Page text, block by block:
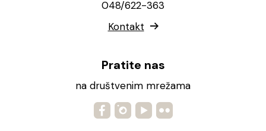
048/622-363
Kontakt
Pratite nas
na društvenim mrežama